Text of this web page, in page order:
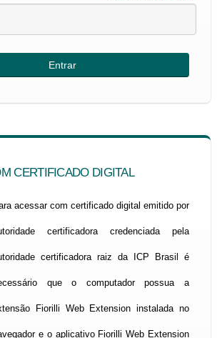
CERTIFICADO DIGITAL
acessar com certificado digital emitido por
certificadora credenciada pela
certificadora raiz da ICP Brasil é
que o computador possua a
Fiorilli Web Extension instalada no
e o aplicativo Fiorilli Web Extension